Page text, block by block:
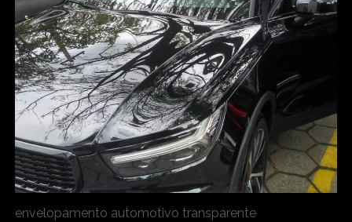
envelopamento automotivo transparente